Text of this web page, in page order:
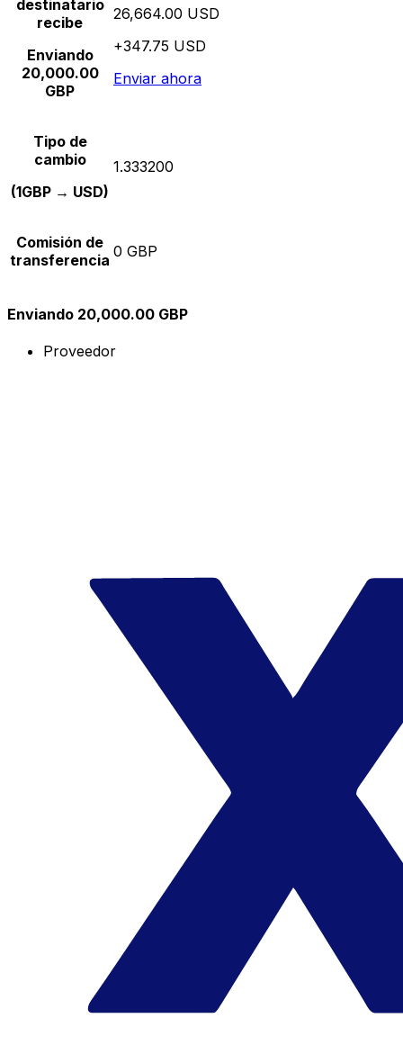
destinatario
recibe
Enviando
20,000.00
GBP
26,664.00 USD
+347.75 USD
Enviar ahora
Tipo de
cambio
(1GBP → USD)
1.333200
Comisión de
transferencia 0 GBP
Enviando 20,000.00 GBP
Proveedor